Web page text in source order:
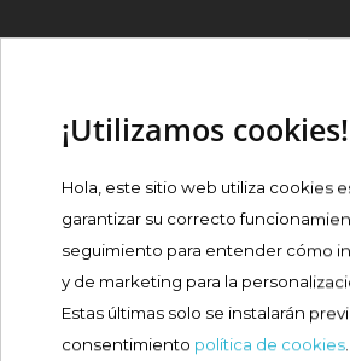
Precio
31,90 €
BACALAO
¡Utilizamos cookies!
Hola, este sitio web utiliza cookies
garantizar su correcto
seguimiento para entender cómo
y de marketing para la
Estas últimas solo se instalarán
consentimiento política de cookies.